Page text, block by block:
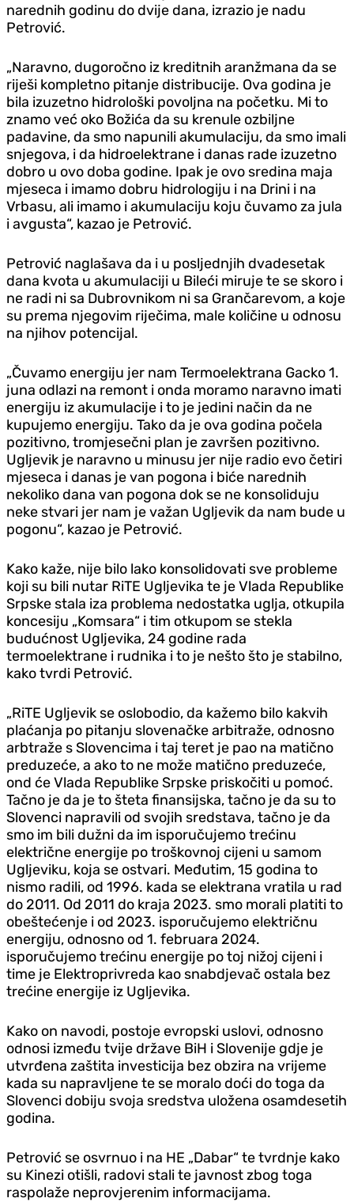
narednih godinu do dvije dana, izrazio je nadu
Petrović.
„Naravno, dugoročno iz kreditnih aranžmana da se
riješi kompletno pitanje distribucije. Ova godina je
bila izuzetno hidrološki povoljna na početku. Mi to
znamo već oko Božića da su krenule ozbiljne
padavine, da smo napunili akumulaciju, da smo imali
snjegova, i da hidroelektrane i danas rade izuzetno
dobro u ovo doba godine. Ipak je ovo sredina maja
mjeseca i imamo dobru hidrologiju i na Drini i na
Vrbasu, ali imamo i akumulaciju koju čuvamo za jula
i avgusta“, kazao je Petrović.
Petrović naglašava da i u posljednjih dvadesetak
dana kvota u akumulaciji u Bileći miruje te se skoro i
ne radi ni sa Dubrovnikom ni sa Grančarevom, a koje
su prema njegovim riječima, male količine u odnosu
na njihov potencijal.
„Čuvamo energiju jer nam Termoelektrana Gacko 1.
juna odlazi na remont i onda moramo naravno imati
energiju iz akumulacije i to je jedini način da ne
kupujemo energiju. Tako da je ova godina počela
pozitivno, tromjesečni plan je završen pozitivno.
Ugljevik je naravno u minusu jer nije radio evo četiri
mjeseca i danas je van pogona i biće narednih
nekoliko dana van pogona dok se ne konsoliduju
neke stvari jer nam je važan Ugljevik da nam bude u
pogonu“, kazao je Petrović.
Kako kaže, nije bilo lako konsolidovati sve probleme
koji su bili nutar RiTE Ugljevika te je Vlada Republike
Srpske stala iza problema nedostatka uglja, otkupila
koncesiju „Komsara“ i tim otkupom se stekla
budućnost Ugljevika, 24 godine rada
termoelektrane i rudnika i to je nešto što je stabilno,
kako tvrdi Petrović.
„RiTE Ugljevik se oslobodio, da kažemo bilo kakvih
plaćanja po pitanju slovenačke arbitraže, odnosno
arbtraže s Slovencima i taj teret je pao na matično
preduzeće, a ako to ne može matično preduzeće,
ond će Vlada Republike Srpske priskočiti u pomoć.
Tačno je da je to šteta finansijska, tačno je da su to
Slovenci napravili od svojih sredstava, tačno je da
smo im bili dužni da im isporučujemo trećinu
električne energije po troškovnoj cijeni u samom
Ugljeviku, koja se ostvari. Međutim, 15 godina to
nismo radili, od 1996. kada se elektrana vratila u rad
do 2011. Od 2011 do kraja 2023. smo morali platiti to
obeštećenje i od 2023. isporučujemo električnu
energiju, odnosno od 1. februara 2024.
isporučujemo trećinu energije po toj nižoj cijeni i
time je Elektroprivreda kao snabdjevač ostala bez
trećine energije iz Ugljevika.
Kako on navodi, postoje evropski uslovi, odnosno
odnosi između tvije države BiH i Slovenije gdje je
utvrđena zaštita investicija bez obzira na vrijeme
kada su napravljene te se moralo doći do toga da
Slovenci dobiju svoja sredstva uložena osamdesetih
godina.
Petrović se osvrnuo i na HE „Dabar“ te tvrdnje kako
su Kinezi otišli, radovi stali te javnost zbog toga
raspolaže neprovjerenim informacijama.